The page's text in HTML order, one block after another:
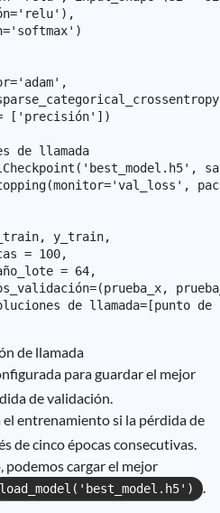
['precisión'])
de llamada
y_train,
= 100,
= 64,
de llamada
para guardar el mejor
de validación.
entrenamiento si la pérdida de
de cinco épocas consecutivas.
cargar el mejor
load_model('best_model.h5') .